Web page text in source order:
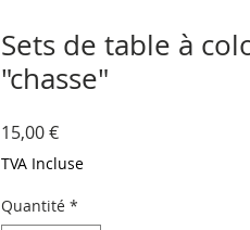
Sets de table à
"chasse"
15,00 €Prix
TVA Incluse
Quantité *